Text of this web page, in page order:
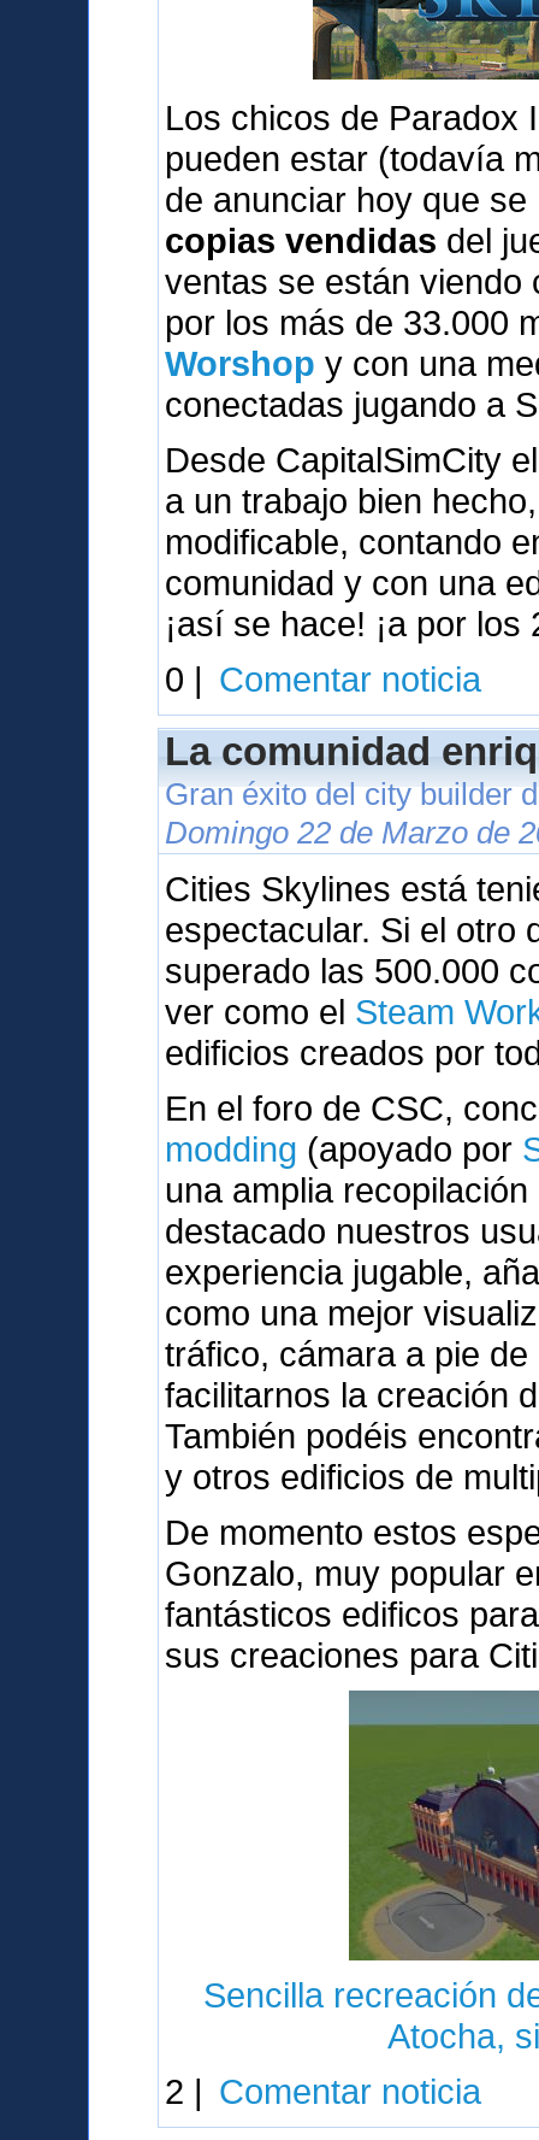
Los chicos de Paradox
pueden estar (todavía
de anunciar hoy que
copias vendidas del
ventas se están viendo
por los más de 33.000
Worshop y con una
conectadas jugando a
Desde CapitalSimCity
a un trabajo bien
modificable, contando
comunidad y con una
¡así se hace! ¡a por los
0 | Comentar noticia
La comunidad
Gran éxito del city builder
Domingo 22 de Marzo de
Cities Skylines está
espectacular. Si el otro
superado las 500.000
ver como el Steam
edificios creados por
En el foro de CSC,
modding (apoyado por
una amplia
destacado nuestros
experiencia jugable,
como una mejor
tráfico, cámara a pie
facilitarnos la creación
También podéis
y otros edificios de
De momento estos
Gonzalo, muy popular
fantásticos edificos
sus creaciones para
Sencilla recreación
Atocha,
2 | Comentar noticia